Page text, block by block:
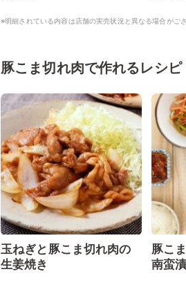
※明細されている内容は店舗の実売状況と異なる場合がござ
豚こま切れ肉で作れるレシピ
玉ねぎと豚こま切れ肉の
生姜焼き
豚こ
南蛮